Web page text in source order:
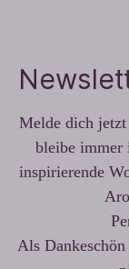
Melde dich jetzt
bleibe immer
inspirierende
Als